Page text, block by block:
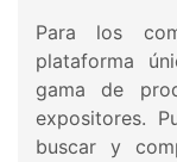
Para los
plataforma
gama de
expositores.
buscar y